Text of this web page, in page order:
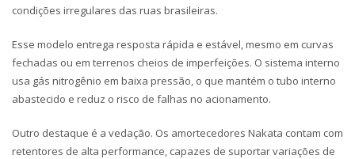
condições irregulares das ruas brasileiras.
Esse modelo entrega resposta rápida e estável, mesmo em curvas
fechadas ou em terrenos cheios de imperfeições. O sistema interno
usa gás nitrogênio em baixa pressão, o que mantém o tubo interno
abastecido e reduz o risco de falhas no acionamento.
Outro destaque é a vedação. Os amortecedores Nakata contam com
retentores de alta performance, capazes de suportar variações de